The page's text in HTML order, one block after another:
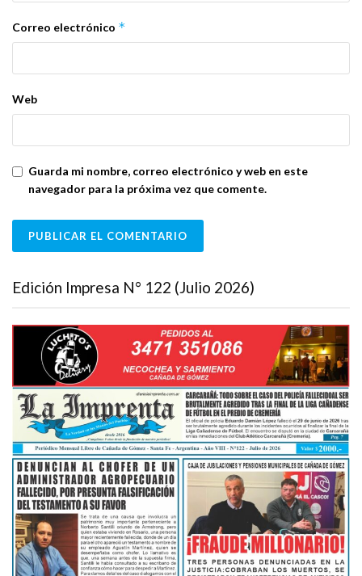
Correo electrónico *
Web
Guarda mi nombre, correo electrónico y web en este
navegador para la próxima vez que comente.
Edición Impresa N° 122 (Julio 2026)